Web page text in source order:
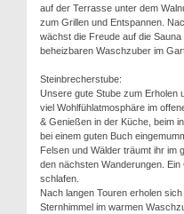
auf der Terrasse unter dem
zum Grillen und Entspannen.
wächst die Freude auf die
beheizbaren Waschzuber im
Steinbrecherstube:
Unsere gute Stube zum Erholen
viel Wohlfühlatmosphäre im
& Genießen in der Küche, beim
bei einem guten Buch
Felsen und Wälder träumt ihr im
den nächsten Wanderungen.
schlafen.
Nach langen Touren erholen
Sternhimmel im warmen